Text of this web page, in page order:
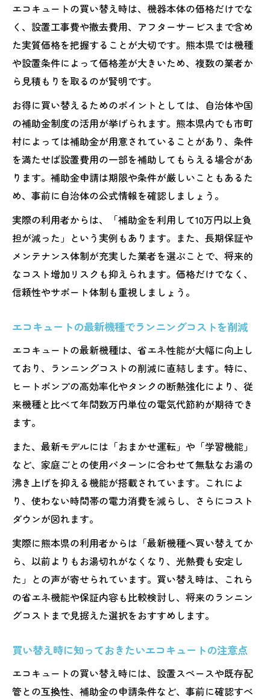
点
エコキュートの費用削減と補助金併用の具
体策
エコキュートの補助金最新情報と申請タイ
ミング
エコキュートの掃除や点検で長持ちさせる秘訣
エコキュート掃除で寿命を延ばす正しいメ
ンテナンス法
定期点検でエコキュートのエラーや故障を
未然に防ぐ
エコキュート使用時におすすめしない入浴
剤の注意点
エコキュートの後悔しない維持管理のポイ
ント
寿命を意識したエコキュートの点検タイミ
ング
エラーや後悔を防ぐエコキュート選びの注意点
を知る
エラーが起きやすいエコキュートの特徴と
対策
おすすめしないエコキュートの見分け方と
入浴剤や点検対応など機能面の比較方法
光熱費節約と安心を叶えるエコキュート買い替
エコキュート買い替えで光熱費を大幅削減
するコツ
安心のためのエコキュート長期保証と選び
方の極意
意ポイント
エコキュートのエラーや点検時のトラブル
回避法
エコキュートの買い替え時は、機器本体の価格だけでな
く、設置工事費や撤去費用、アフターサービスまで含め
た実質価格を把握することが大切です。熊本県では機種
や設置条件によって価格差が大きいため、複数の業者か
ら見積もりを取るのが賢明です。
お得に買い替えるためのポイントとしては、自治体や国
の補助金制度の活用が挙げられます。熊本県内でも市町
村によっては補助金が用意されていることがあり、条件
を満たせば設置費用の一部を補助してもらえる場合があ
ります。補助金申請は期限や条件が厳しいこともあるた
め、事前に自治体の公式情報を確認しましょう。
実際の利用者からは、「補助金を利用して10万円以上負
担が減った」という実例もあります。また、長期保証や
メンテナンス体制が充実した業者を選ぶことで、将来的
なコスト増加リスクも抑えられます。価格だけでなく、
信頼性やサポート体制も重視しましょう。
エコキュートの最新機種でランニングコストを削減
エコキュートの最新機種は、省エネ性能が大幅に向上し
ており、ランニングコストの削減に直結します。特に、
ヒートポンプの高効率化やタンクの断熱強化により、従
来機種と比べて年間数万円単位の電気代節約が期待でき
ます。
また、最新モデルには「おまかせ運転」や「学習機能」
など、家庭ごとの使用パターンに合わせて無駄なお湯の
沸き上げを抑える機能が搭載されています。これによ
り、使わない時間帯の電力消費を減らし、さらにコスト
ダウンが図れます。
実際に熊本県の利用者からは「最新機種へ買い替えてか
ら、以前よりもお湯切れがなくなり、光熱費も安定し
た」との声が寄せられています。買い替え時は、これら
の省エネ機能や保証内容も比較検討し、将来のランニン
グコストまで見据えた選択をおすすめします。
買い替え時に知っておきたいエコキュートの注意点
エコキュートの買い替え時には、設置スペースや既存配
管との互換性、補助金の申請条件など、事前に確認すべ